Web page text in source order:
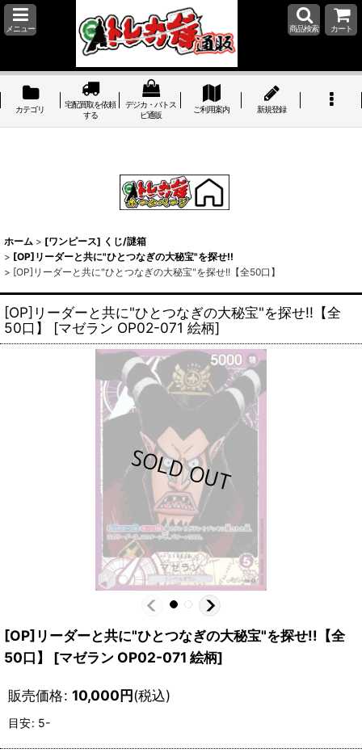
メニュー 商品検索 カート
カテゴリ
宅配買取を依頼
する
デジカ・バトス
ピ通販
ご利用案内 新規登録
ホーム > [ワンピース] くじ/謎箱
> [OP]リーダーと共に"ひとつなぎの大秘宝"を探せ!!
> [OP]リーダーと共に"ひとつなぎの大秘宝"を探せ!!【全50口】
[OP]リーダーと共に"ひとつなぎの大秘宝"を探せ!!【全
50口】
[マゼラン OP02-071 絵柄]
[OP]リーダーと共に"ひとつなぎの大秘宝"を探せ!!【全
50口】
[マゼラン OP02-071 絵柄]
販売価格: 10,000円(税込)
目安: 5-